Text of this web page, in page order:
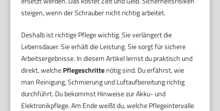
steigen, wenn der Schrauber nicht richtig arbeitet.
Deshalb ist richtige Pflege wichtig. Sie verlängert die
Lebensdauer. Sie erhält die Leistung. Sie sorgt für sichere
Arbeitsergebnisse. In diesem Artikel lernst du praktisch und
direkt, welchePflegeschrittenötig sind. Du erfährst, wie
man Reinigung, Schmierung und Luftaufbereitung richtig
durchführt. Du bekommst Hinweise zur Akku- und
Elektronikpflege. Am Ende weißt du, welche Pflegeintervalle